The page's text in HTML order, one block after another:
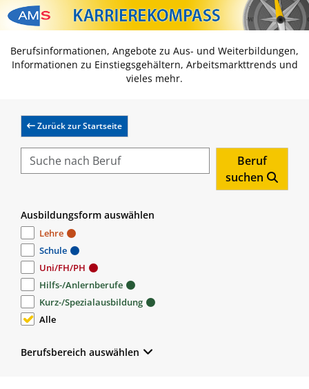
Zum Inhalt springen
Zum Navmenü springen
Zur Suche springen
Zur Footer springen
Berufsinformationen, Angebote zu Aus- und Weiterbildungen,
Informationen zu Einstiegsgehältern, Arbeitsmarkttrends und
vieles mehr.
Zurück zur Startseite
Beruf
suchen
Ausbildungsform auswählen
Lehre
Schule
Uni/FH/PH
Hilfs-/Anlernberufe
Kurz-/Spezialausbildung
Alle
Berufsbereich auswählen